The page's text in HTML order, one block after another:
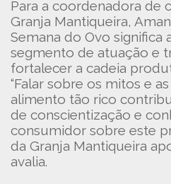
Para a coordenadora de
Granja Mantiqueira,
Semana do Ovo significa
segmento de atuação e
fortalecer a cadeia
“Falar sobre os mitos e
alimento tão rico
de conscientização e
consumidor sobre este
da Granja Mantiqueira
avalia.